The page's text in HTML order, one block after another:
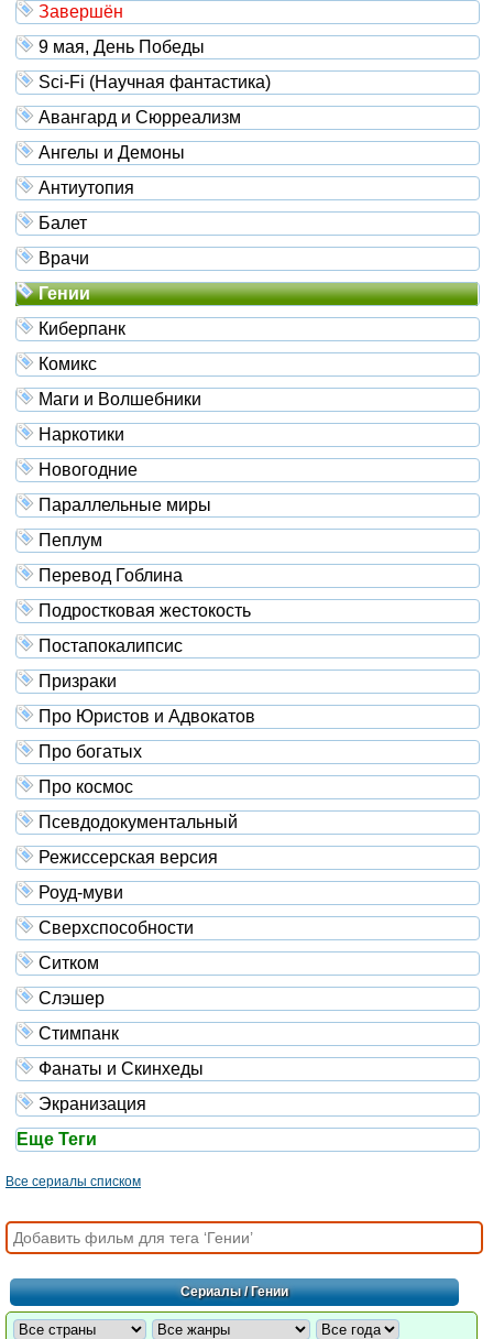
Завершён
9 мая, День Победы
Sci-Fi (Научная фантастика)
Авангард и Сюрреализм
Ангелы и Демоны
Антиутопия
Балет
Врачи
Гении
Киберпанк
Комикс
Маги и Волшебники
Наркотики
Новогодние
Параллельные миры
Пеплум
Перевод Гоблина
Подростковая жестокость
Постапокалипсис
Призраки
Про Юристов и Адвокатов
Про богатых
Про космос
Псевдодокументальный
Режиссерская версия
Роуд-муви
Сверхспособности
Ситком
Слэшер
Стимпанк
Фанаты и Скинхеды
Экранизация
Еще Теги
Все сериалы списком
Сериалы/ Гении